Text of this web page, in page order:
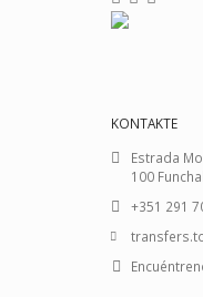
KONTAKTE
Estrada
100 Funchal
+351 291